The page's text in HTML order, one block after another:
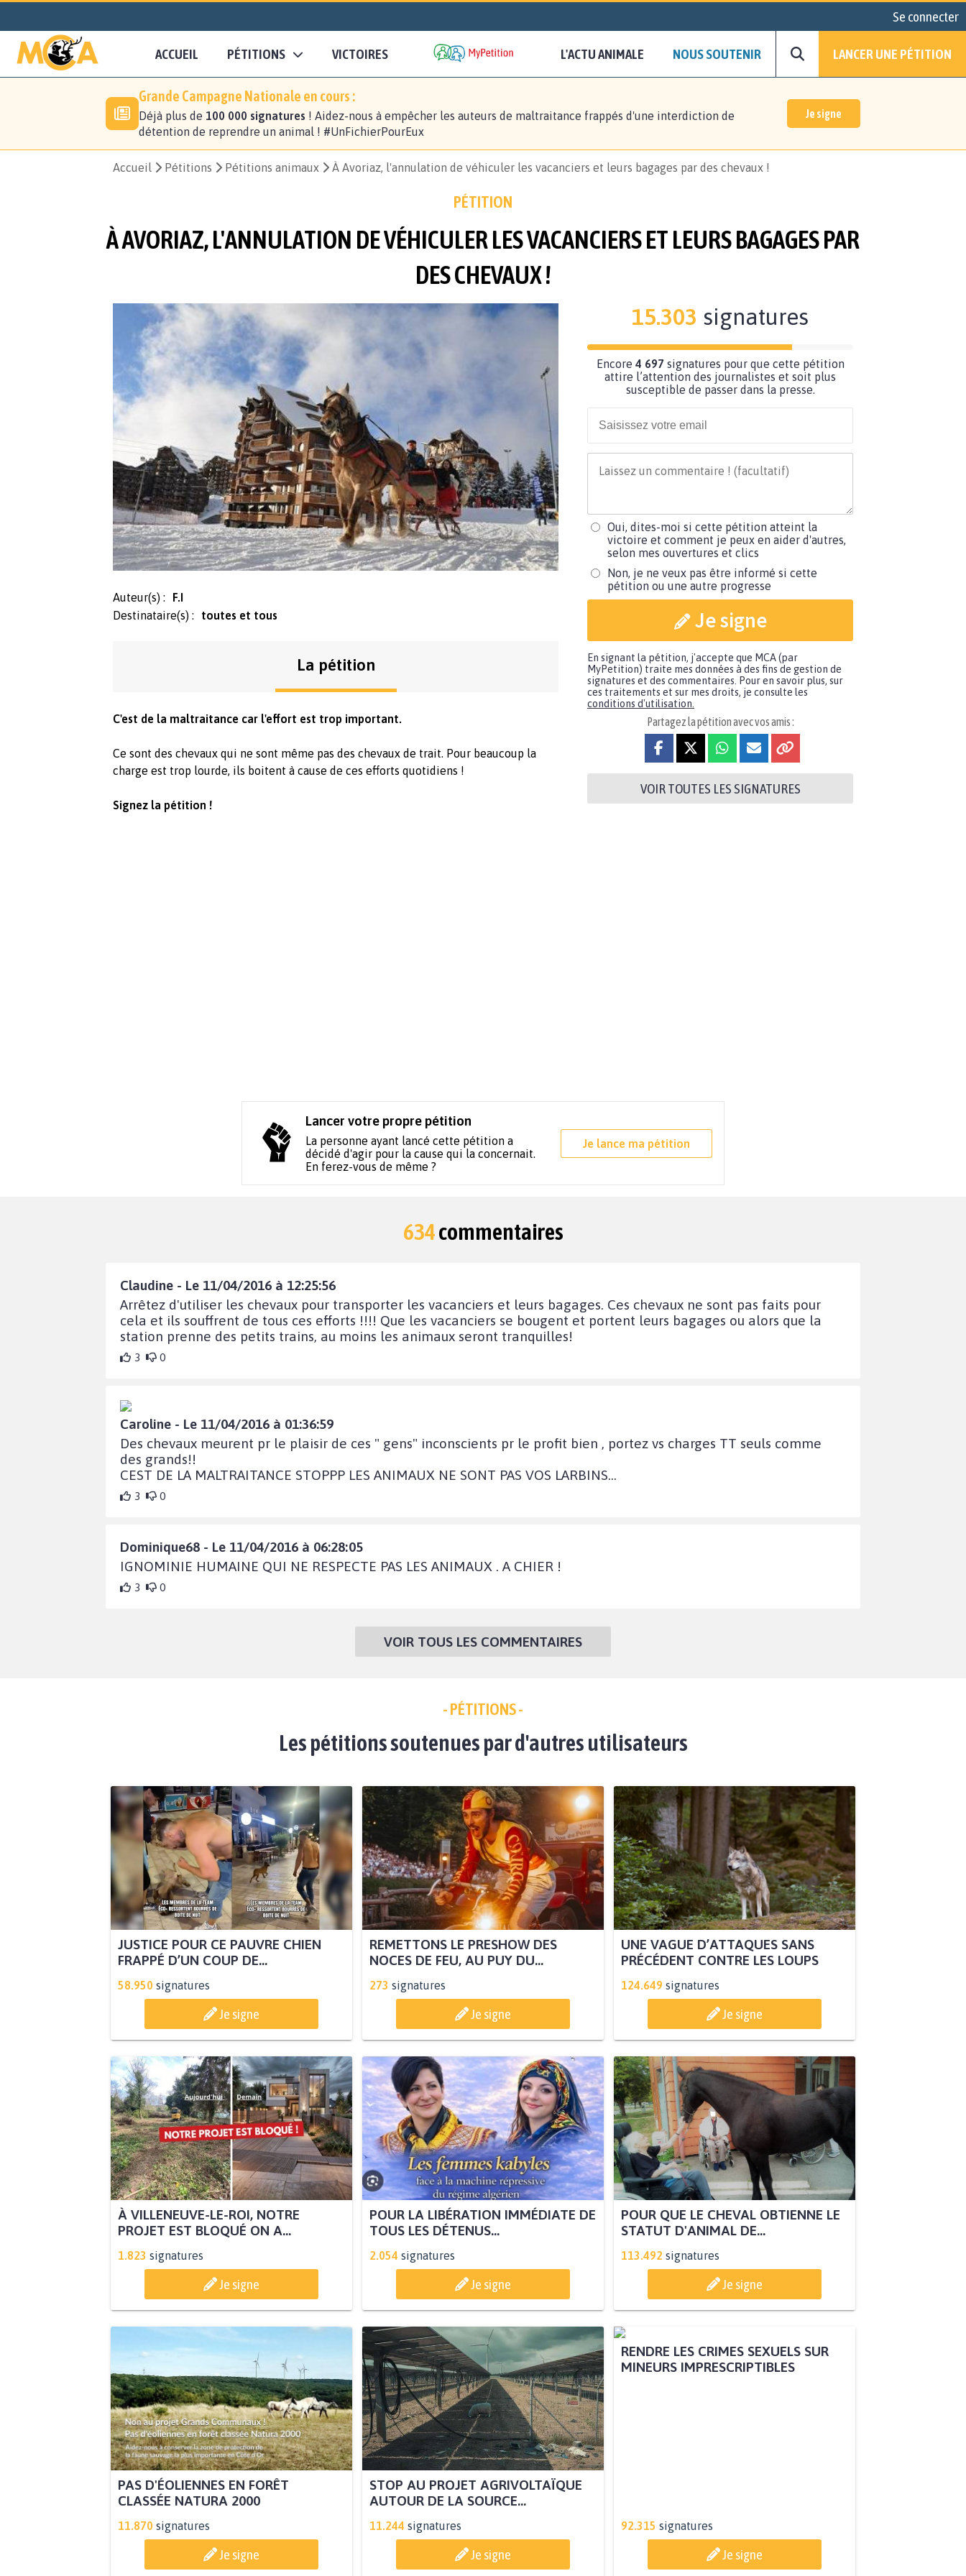
Se connecter
ACCUEIL PÉTITIONS VICTOIRES L'ACTU ANIMALE NOUS SOUTENIR LANCER UNE PÉTITION
Grande Campagne Nationale en cours :
Déjà plus de 100 000 signatures ! Aidez-nous à empêcher les auteurs de maltraitance frappés d'une interdiction de
détention de reprendre un animal ! #UnFichierPourEux
Je signe
Accueil Pétitions Pétitions animaux À Avoriaz, l'annulation de véhiculer les vacanciers et leurs bagages par des chevaux !
PÉTITION
À AVORIAZ, L'ANNULATION DE VÉHICULER LES VACANCIERS ET LEURS BAGAGES PAR
DES CHEVAUX !
Auteur(s) :
F.I
Destinataire(s) :
toutes et tous
La pétition
C'est de la maltraitance car l'effort est trop important.
Ce sont des chevaux qui ne sont même pas des chevaux de trait. Pour beaucoup la
charge est trop lourde, ils boitent à cause de ces efforts quotidiens !
Signez la pétition !
15.303 signatures
Encore 4 697signatures pour que cette pétition
attire l’attention des journalistes et soit plus
susceptible de passer dans la presse.
Oui, dites-moi si cette pétition atteint la
victoire et comment je peux en aider d'autres,
selon mes ouvertures et clics
Non, je ne veux pas être informé si cette
pétition ou une autre progresse
Je signe
En signant la pétition, j'accepte que MCA (par
MyPetition) traite mes données à des fins de gestion de
signatures et des commentaires. Pour en savoir plus, sur
ces traitements et sur mes droits, je consulte les
conditions d'utilisation.
Partagez la pétition avec vos amis :
VOIR TOUTES LES SIGNATURES
Lancer votre propre pétition
La personne ayant lancé cette pétition a
décidé d'agir pour la cause qui la concernait.
En ferez-vous de même ?
Je lance ma pétition
634commentaires
Claudine - Le 11/04/2016 à 12:25:56
Arrêtez d'utiliser les chevaux pour transporter les vacanciers et leurs bagages. Ces chevaux ne sont pas faits pour
cela et ils souffrent de tous ces efforts !!!! Que les vacanciers se bougent et portent leurs bagages ou alors que la
station prenne des petits trains, au moins les animaux seront tranquilles!
3 0
Caroline - Le 11/04/2016 à 01:36:59
Des chevaux meurent pr le plaisir de ces " gens" inconscients pr le profit bien , portez vs charges TT seuls comme
des grands!!
CEST DE LA MALTRAITANCE STOPPP LES ANIMAUX NE SONT PAS VOS LARBINS...
3 0
Dominique68 - Le 11/04/2016 à 06:28:05
IGNOMINIE HUMAINE QUI NE RESPECTE PAS LES ANIMAUX . A CHIER !
3 0
VOIR TOUS LES COMMENTAIRES
- PÉTITIONS -
Les pétitions soutenues par d'autres utilisateurs
JUSTICE POUR CE PAUVRE CHIEN
FRAPPÉ D’UN COUP DE...
58.950 signatures
Je signe
REMETTONS LE PRESHOW DES
NOCES DE FEU, AU PUY DU...
273 signatures
Je signe
UNE VAGUE D’ATTAQUES SANS
PRÉCÉDENT CONTRE LES LOUPS
124.649 signatures
Je signe
À VILLENEUVE-LE-ROI, NOTRE
PROJET EST BLOQUÉ ON A...
1.823 signatures
Je signe
POUR LA LIBÉRATION IMMÉDIATE DE
TOUS LES DÉTENUS...
2.054 signatures
Je signe
POUR QUE LE CHEVAL OBTIENNE LE
STATUT D'ANIMAL DE...
113.492 signatures
Je signe
PAS D'ÉOLIENNES EN FORÊT
CLASSÉE NATURA 2000
11.870 signatures
Je signe
STOP AU PROJET AGRIVOLTAÏQUE
AUTOUR DE LA SOURCE...
11.244 signatures
Je signe
92.315 signatures
Je signe